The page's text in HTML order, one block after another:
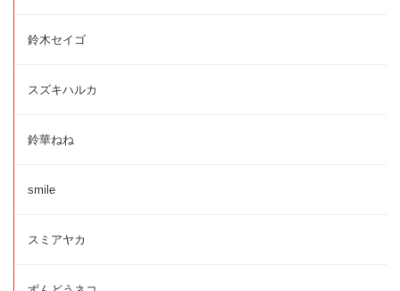
鈴木セイゴ
スズキハルカ
鈴華ねね
smile
スミアヤカ